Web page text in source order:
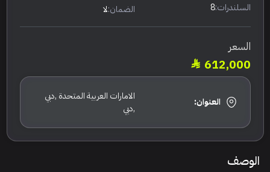
السلندرات:8 الضمان:لا
السعر
612,000
العنوان:
الامارات العربية المتحدة ,دبي
,دبي
الوصف